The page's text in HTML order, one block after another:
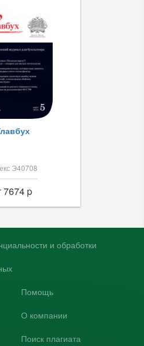
Э40708
7674 p
и обработки
Помощь
О компании
Поиск плагиата